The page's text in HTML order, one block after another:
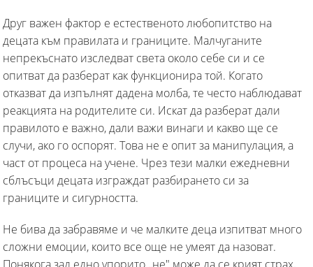
Друг важен фактор е естественото любопитство на
децата към правилата и границите. Малчуганите
непрекъснато изследват света около себе си и се
опитват да разберат как функционира той. Когато
отказват да изпълнят дадена молба, те често наблюдават
реакцията на родителите си. Искат да разберат дали
правилото е важно, дали важи винаги и какво ще се
случи, ако го оспорят. Това не е опит за манипулация, а
част от процеса на учене. Чрез тези малки ежедневни
сблъсъци децата изграждат разбирането си за
границите и сигурността.
Не бива да забравяме и че малките деца изпитват много
сложни емоции, които все още не умеят да назоват.
Понякога зад едно упорито „не" може да се крият страх,